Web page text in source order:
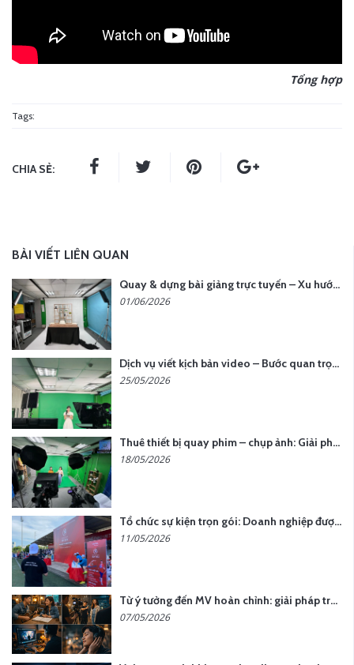
Tổng hợp
Tags:
CHIA SẺ:
BÀI VIẾT LIÊN QUAN
Quay & dựng bài giảng trực tuyến – Xu hướng đào tạo thời đại số
01/06/2026
Dịch vụ viết kịch bản video – Bước quan trọng quyết định thành công nội dung
25/05/2026
Thuê thiết bị quay phim – chụp ảnh: Giải pháp tối ưu chi phí cho doanh nghiệp
18/05/2026
Tổ chức sự kiện trọn gói: Doanh nghiệp được gì khi chọn đơn vị chuyên nghiệp?
11/05/2026
Từ ý tưởng đến MV hoàn chỉnh: giải pháp trọn gói tại YCN Media
07/05/2026